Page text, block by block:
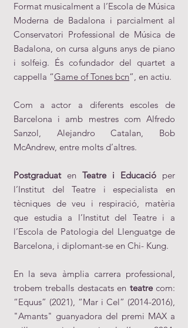
Format musicalment a l’Escola de Música
Moderna de Badalona i parcialment al
Conservatori Professional de Música de
Badalona, on cursa alguns anys de piano
i solfeig. És cofundador del quartet a
cappella “Game of Tones bcn”, en actiu.
Com a actor a diferents escoles de
Barcelona i amb mestres com Alfredo
Sanzol, Alejandro Catalan, Bob
McAndrew, entre molts d’altres.
Postgraduat en Teatre i Educació per
l’Institut del Teatre i especialista en
tècniques de veu i respiració, matèria
que estudia a l’Institut del Teatre i a
l’Escola de Patologia del Llenguatge de
Barcelona, i diplomant-se en Chi- Kung.
En la seva àmplia carrera professional,
trobem treballs destacats en teatrecom:
“Equus” (2021), “Mar i Cel” (2014-2016),
"Amants" guanyadora del premi MAX a